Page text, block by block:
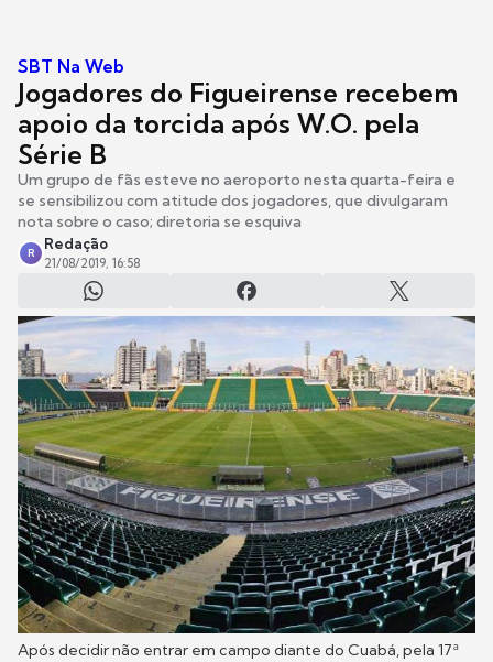
SBT Na Web
Jogadores do Figueirense recebem
apoio da torcida após W.O. pela
Série B
Um grupo de fãs esteve no aeroporto nesta quarta-feira e
se sensibilizou com atitude dos jogadores, que divulgaram
nota sobre o caso; diretoria se esquiva
R
Redação
21/08/2019, 16:58
Após decidir não entrar em campo diante do Cuabá, pela 17ª